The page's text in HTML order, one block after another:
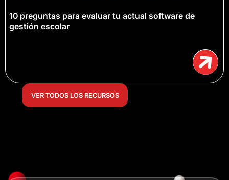
10 preguntas para evaluar tu actual software de
gestión escolar
VER TODOS LOS RECURSOS